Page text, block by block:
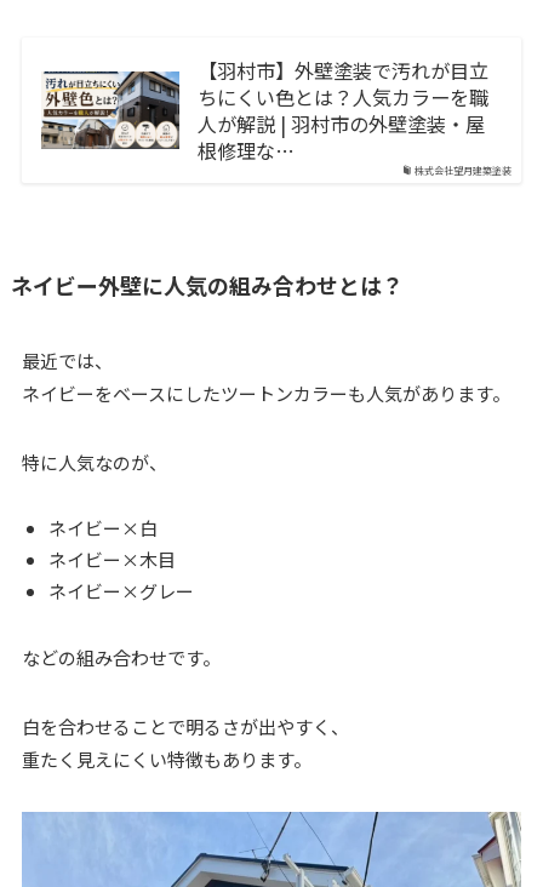
株式会社望月建築塗装
【羽村市】外壁塗装で汚れが目立
ちにくい色とは？人気カラーを職
人が解説 | 羽村市の外壁塗装・屋
根修理な…
ネイビー外壁に人気の組み合わせとは？
最近では、
ネイビーをベースにしたツートンカラーも人気があります。
特に人気なのが、
ネイビー×白
ネイビー×木目
ネイビー×グレー
などの組み合わせです。
白を合わせることで明るさが出やすく、
重たく見えにくい特徴もあります。